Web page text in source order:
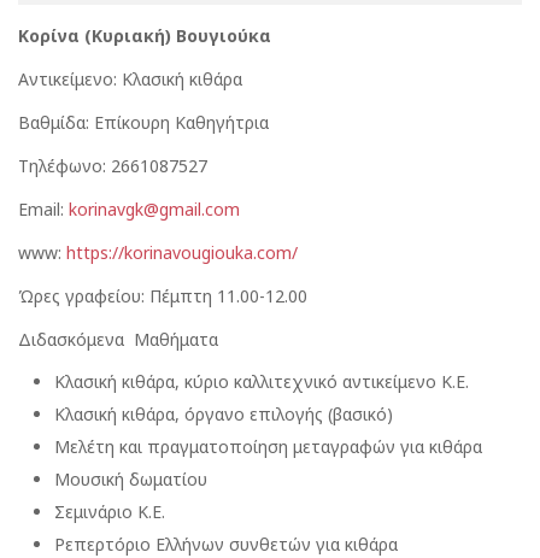
Κορίνα (Κυριακή) Βουγιούκα
Αντικείμενο: Κλασική κιθάρα
Βαθμίδα: Επίκουρη Καθηγήτρια
Τηλέφωνο: 2661087527
Email: korinavgk@gmail.com
www: https://korinavougiouka.com/
Ώρες γραφείου: Πέμπτη 11.00-12.00
Διδασκόμενα Μαθήματα
Κλασική κιθάρα, κύριο καλλιτεχνικό αντικείμενο Κ.Ε.
Κλασική κιθάρα, όργανο επιλογής (βασικό)
Μελέτη και πραγματοποίηση μεταγραφών για κιθάρα
Μουσική δωματίου
Σεμινάριο Κ.Ε.
Ρεπερτόριο Ελλήνων συνθετών για κιθάρα